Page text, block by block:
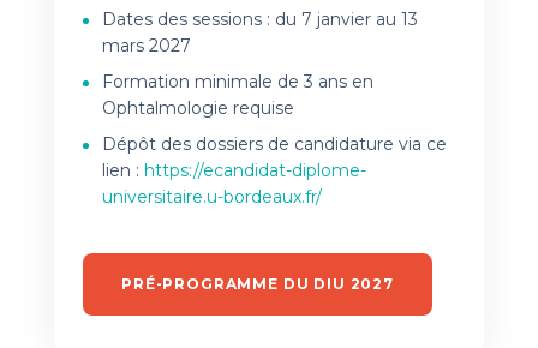
Dates des sessions : du 7 janvier au 13
mars 2027
Formation minimale de 3 ans en
Ophtalmologie requise
Dépôt des dossiers de candidature via ce
lien : https://ecandidat-diplome-
universitaire.u-bordeaux.fr/
PRÉ-PROGRAMME DU DIU 2027